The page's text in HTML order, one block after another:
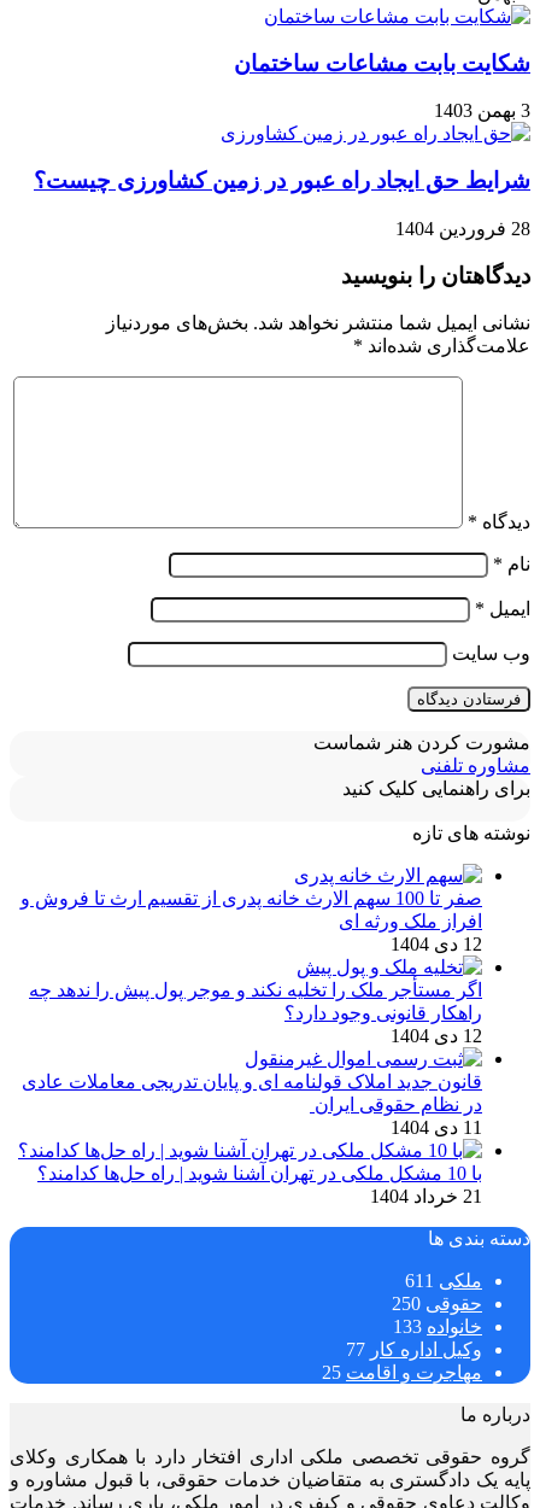
شکایت بابت مشاعات ساختمان
3 بهمن 1403
شرایط حق ایجاد راه عبور در زمین کشاورزی چیست؟
28 فروردین 1404
دیدگاهتان را بنویسید
نشانی ایمیل شما منتشر نخواهد شد. بخش‌های موردنیاز
علامت‌گذاری شده‌اند *
دیدگاه *
نام *
ایمیل *
وب‌ سایت
مشورت کردن هنر شماست
مشاوره تلفنی
برای راهنمایی کلیک کنید
نوشته های تازه
صفر تا 100 سهم الارث خانه پدری از تقسیم ارث تا فروش و
افراز ملک ورثه ای
12 دی 1404
اگر مستأجر ملک را تخلیه نکند و موجر پول پیش را ندهد چه
راهکار قانونی وجود دارد؟
12 دی 1404
قانون جدید املاک قولنامه ای و پایان تدریجی معاملات عادی
در نظام حقوقی ایران
11 دی 1404
با 10 مشکل ملکی در تهران آشنا شوید | راه حل‌ها کدامند؟
21 خرداد 1404
دسته بندی ها
ملکی 611
حقوقی 250
خانواده 133
وکیل اداره کار 77
مهاجرت و اقامت 25
درباره ما
گروه حقوقی تخصصی ملکی اداری افتخار دارد با همکاری وکلای
پایه یک دادگستری به متقاضیان خدمات حقوقی، با قبول مشاوره و
وکالت دعاوی حقوقی و کیفری در امور ملکی، یاری رساند. خدمات